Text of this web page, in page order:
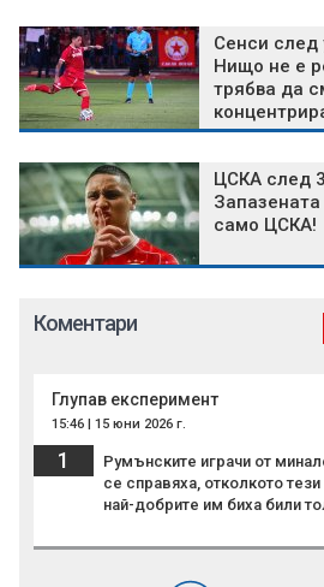
Сенси след
Нищо не е
трябва да
ЦСКА след
само ЦСКА!
Коментари
Глупав експеримент
15:46 | 15 юни 2026 г.
1
Румънските играчи от
се справяха, отколкото
най-добрите им биха били